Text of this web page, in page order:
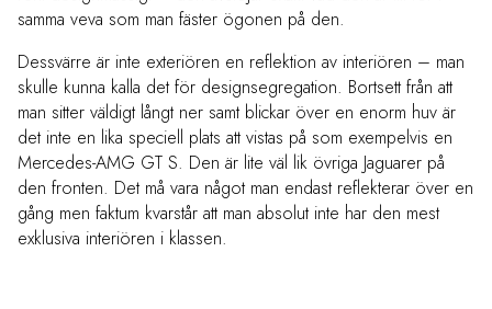
samma veva som man fäster ögonen på den.
Dessvärre är inte exteriören en reflektion av interiören – man
skulle kunna kalla det för designsegregation. Bortsett från att
man sitter väldigt långt ner samt blickar över en enorm huv är
det inte en lika speciell plats att vistas på som exempelvis en
Mercedes-AMG GT S. Den är lite väl lik övriga Jaguarer på
den fronten. Det må vara något man endast reflekterar över en
gång men faktum kvarstår att man absolut inte har den mest
exklusiva interiören i klassen.